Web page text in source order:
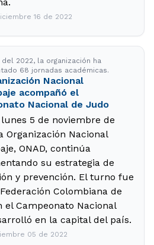
16 de 2022
2022, la organización ha
68 jornadas académicas.
Nacional
acompañó el
Nacional de Judo
lunes 5 de noviembre de
Organización Nacional
ONAD, continúa
su estrategia de
y prevención. El turno fue
Colombiana de
el Campeonato Nacional
en la capital del país.
05 de 2022